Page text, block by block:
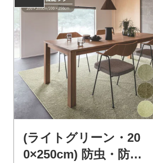
(ライトグリーン・20
0×250cm) 防虫・防ダ